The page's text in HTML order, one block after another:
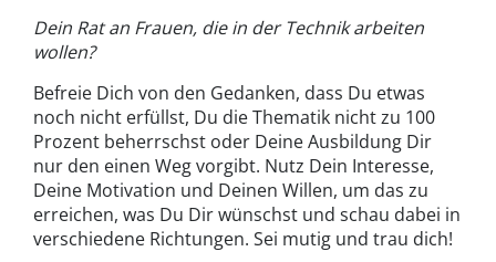
Dein Rat an Frauen, die in der Technik arbeiten
wollen?
Befreie Dich von den Gedanken, dass Du etwas
noch nicht erfüllst, Du die Thematik nicht zu 100
Prozent beherrschst oder Deine Ausbildung Dir
nur den einen Weg vorgibt. Nutz Dein Interesse,
Deine Motivation und Deinen Willen, um das zu
erreichen, was Du Dir wünschst und schau dabei in
verschiedene Richtungen. Sei mutig und trau dich!